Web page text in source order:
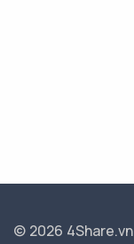
© 2026 4Share.vn